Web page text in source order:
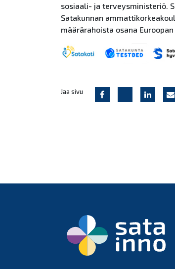
sosiaali- ja terveysministeriö.
Satakunnan
määrärahoista osana
Jaa sivu